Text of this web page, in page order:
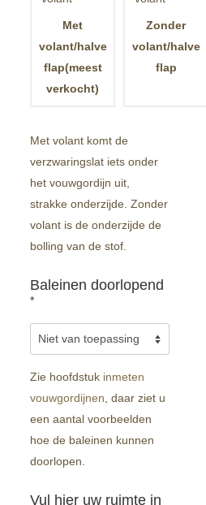
Met
volant/halve
flap(meest
verkocht)
Zonder
volant/halve
flap
Met volant komt de
verzwaringslat iets onder
het vouwgordijn uit,
strakke onderzijde. Zonder
volant is de onderzijde de
bolling van de stof.
Baleinen doorlopend
*
Zie hoofdstuk inmeten
vouwgordijnen , daar ziet u
een aantal voorbeelden
hoe de baleinen kunnen
doorlopen.
Vul hier uw ruimte in